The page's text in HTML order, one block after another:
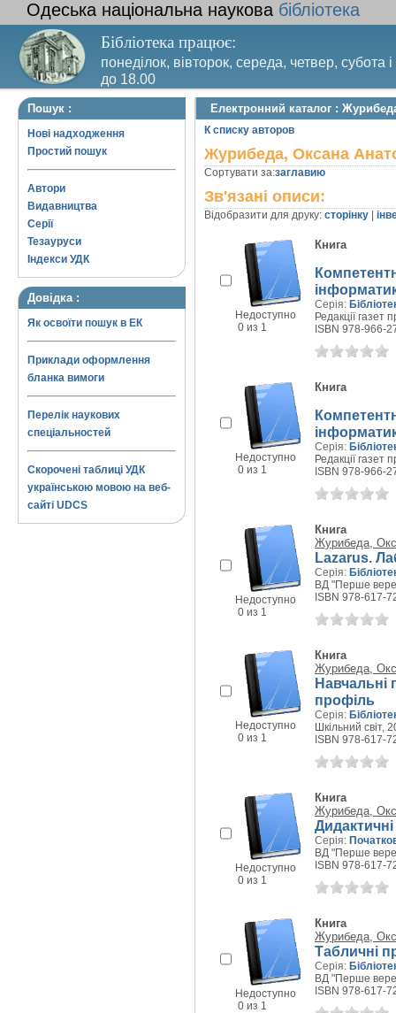
Одеська національна наукова бібліотека
Бібліотека працює:
понеділок, вівторок, середа, четвер, субота
до 18.00
Вихідний день – п’ятниця. Останній четвер
Пошук :
Нові надходження
Простий пошук
Автори
Видавництва
Серії
Тезауруси
Індекси УДК
Довідка :
Як освоїти пошук в ЕК
Приклади оформлення
бланка вимоги
Перелік наукових
спеціальностей
Скорочені таблиці УДК
українською мовою на веб-
сайті UDCS
Електронний каталог :
К списку авторов
Журибеда, Оксана
Сортувати за:заглавию
Зв'язані описи:
Відобразити для друку: сторінку
Недоступно
0 из 1
Книга
Серія:
Редакції газет
ISBN 978-966-
Недоступно
0 из 1
Книга
Серія:
Редакції газет
ISBN 978-966-
Недоступно
0 из 1
Книга
Журибеда,
Lazarus.
Серія:
ВД "Перше
ISBN 978-617-
Недоступно
0 из 1
Книга
Журибеда,
Навчальні
профіль
Серія:
Шкільний світ,
ISBN 978-617-
Недоступно
0 из 1
Книга
Журибеда,
Серія:
ВД "Перше
ISBN 978-617-
Недоступно
0 из 1
Книга
Журибеда,
Табличні
Серія:
ВД "Перше
ISBN 978-617-